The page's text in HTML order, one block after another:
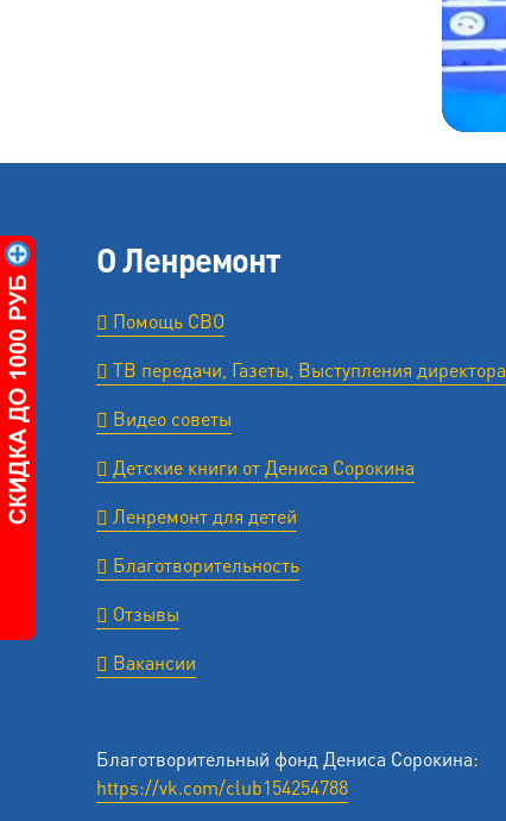
О Ленремонт
Помощь СВО
ТВ передачи, Газеты, Выступления директора
Видео советы
Детские книги от Дениса Сорокина
Ленремонт для детей
Благотворительность
Отзывы
Вакансии
Благотворительный фонд Дениса Сорокина:
https://vk.com/club154254788